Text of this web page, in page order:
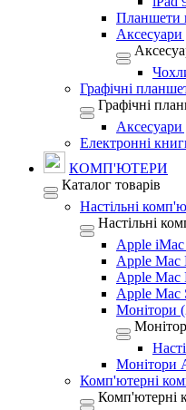
Планшети
Аксесуари
Графічні
Графічні
Аксесуари
Електронні
КОМП'ЮТЕРИ
Каталог товарів
Настільні
Настільні
Apple
Apple Mac
Apple Mac
Apple Mac
Монітори
Монітори
Комп'ютерні
Комп'ютерні